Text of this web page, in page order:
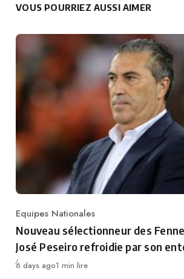
VOUS POURRIEZ AUSSI AIMER
Category
Equipes Nationales
Nouveau sélectionneur des
José Peseiro refroidie par son
Publié
6 days ago1 min lire